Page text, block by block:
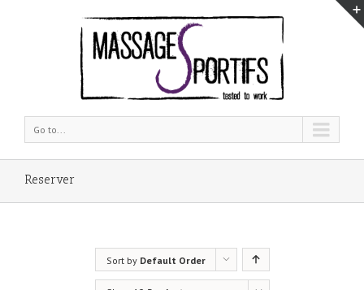
Go to...
Reserver
Sort by Default Order